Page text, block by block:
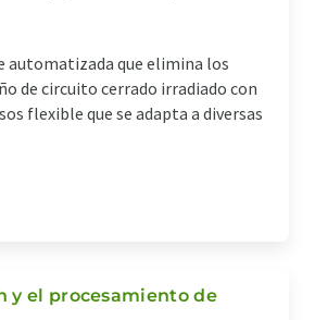
automatizada que elimina los
de circuito cerrado irradiado con
flexible que se adapta a diversas
y el procesamiento de